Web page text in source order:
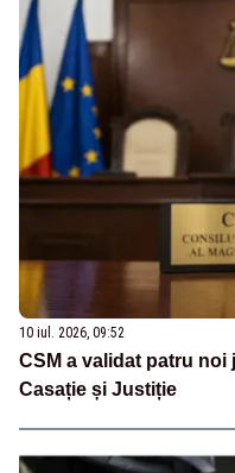
10 iul. 2026, 09:52
CSM a validat patru noi
Casație și Justiție